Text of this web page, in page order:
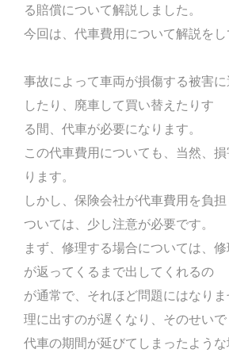
る賠償について解説しました。
今回は、代車費用について解説をし
事故によって車両が損傷する被害
したり、廃車して買い替えたりす
る間、代車が必要になります。
この代車費用についても、当然、
ります。
しかし、保険会社が代車費用を負
ついては、少し注意が必要です。
まず、修理する場合については、
が返ってくるまで出してくれるの
が通常で、それほど問題にはなり
理に出すのが遅くなり、そのせいで
代車の期間が延びてしまったよう